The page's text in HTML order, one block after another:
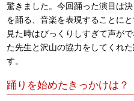
驚きました。今回踊った演目は
を踊る、音楽を表現することに
見た時はびっくりしすぎて声が
た先生と沢山の協力をしてくれ
す。
踊りを始めたきっかけは？